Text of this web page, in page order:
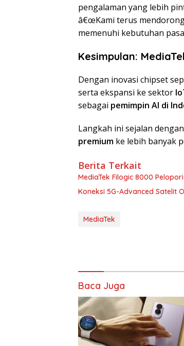
pengalaman yang lebih
â€œKami terus
memenuhi kebutuhan
Kesimpulan:
Dengan inovasi chipset
serta ekspansi ke sektor
sebagai pemimpin AI di
Langkah ini sejalan
premium ke lebih banyak
Berita Terkait
MediaTek Filogic 8000
Koneksi 5G-Advanced Satelit
MediaTek
Baca Juga